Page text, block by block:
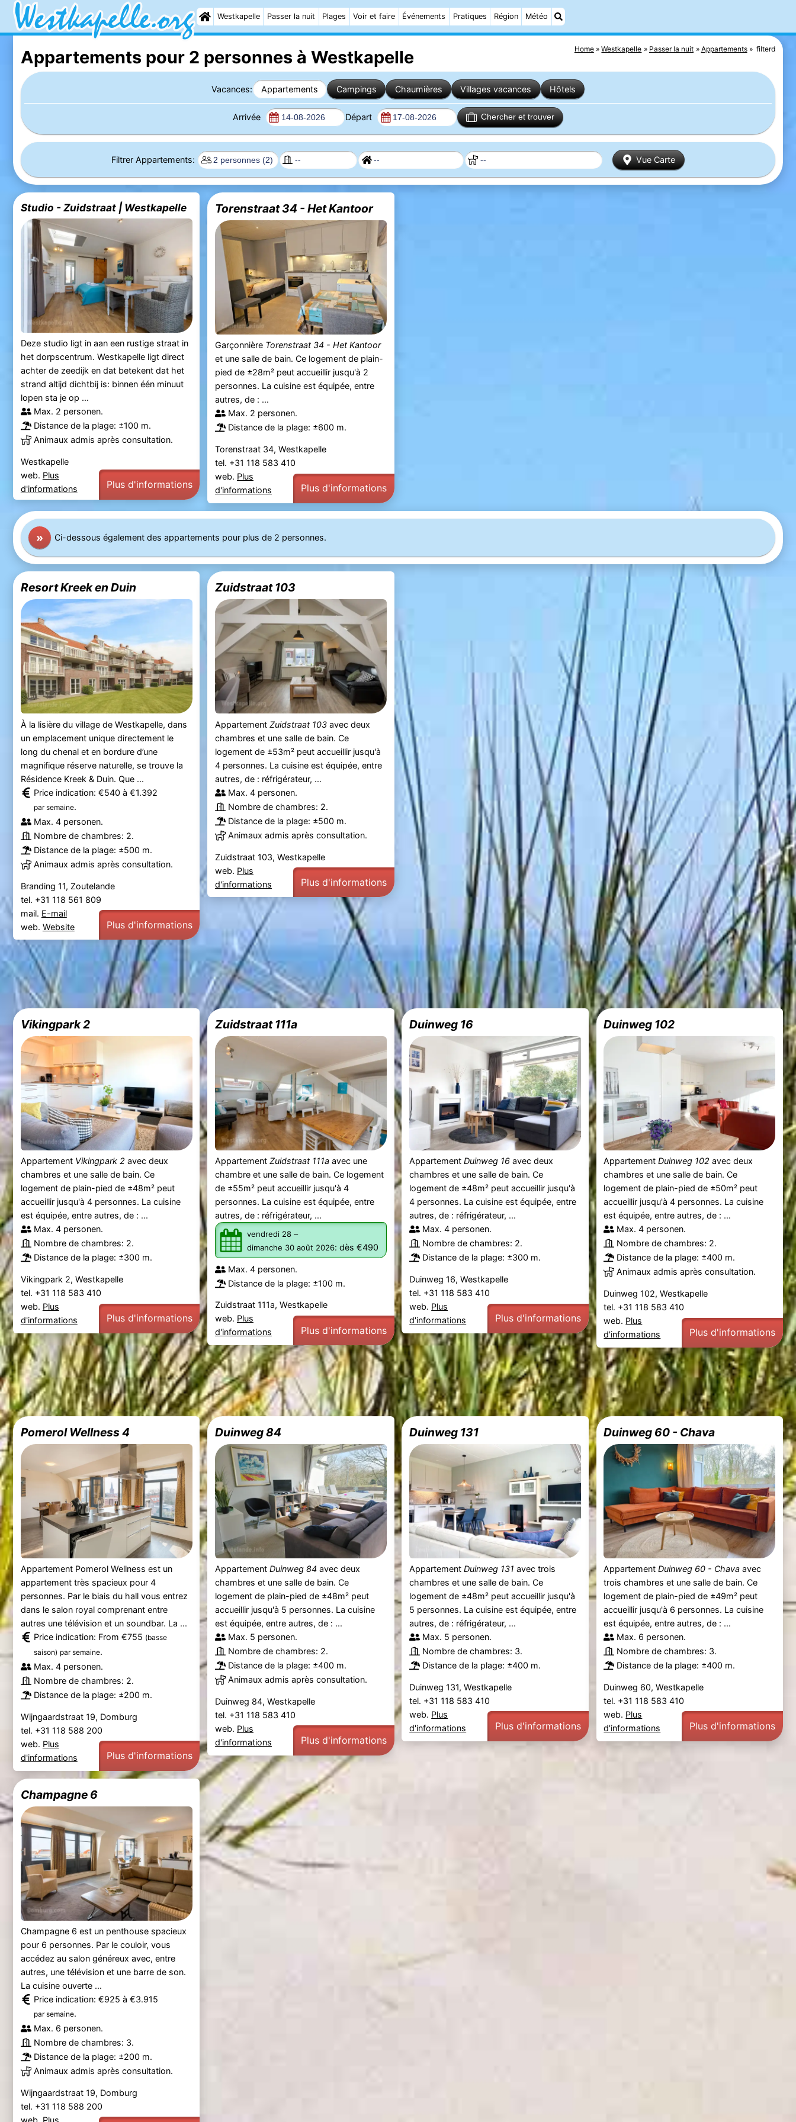
Westkapelle Passer la nuit Plages Voir et faire Événements Pratiques Région Météo
Home Westkapelle Passer la nuit Appartements filterd
Appartements pour 2 personnes à Westkapelle
Vacances: Appartements Campings Chaumières Villages vacances Hôtels
Arrivée Départ Chercher et trouver
Filtrer Appartements: Vue Carte
Studio - Zuidstraat | Westkapelle
Deze studio ligt in aan een rustige straat in
het dorpscentrum. Westkapelle ligt direct
achter de zeedijk en dat betekent dat het
strand altijd dichtbij is: binnen één minuut
lopen sta je op ...
Max. 2 personen.
Distance de la plage: ±100 m.
Animaux admis après consultation.
Westkapelle
web. Plus
d'informations
Plus d'informations
Torenstraat 34 - Het Kantoor
Garçonnière Torenstraat 34 - Het Kantoor
et une salle de bain. Ce logement de plain-
pied de ±28m² peut accueillir jusqu'à 2
personnes. La cuisine est équipée, entre
autres, de : ...
Max. 2 personen.
Distance de la plage: ±600 m.
Torenstraat 34, Westkapelle
tel. +31 118 583 410
web. Plus
d'informations
Plus d'informations
» Ci-dessous également des appartements pour plus de 2 personnes.
Resort Kreek en Duin
À la lisière du village de Westkapelle, dans
un emplacement unique directement le
long du chenal et en bordure d’une
magnifique réserve naturelle, se trouve la
Résidence Kreek & Duin. Que ...
Price indication: €540 à €1.392
par semaine.
Max. 4 personen.
Nombre de chambres: 2.
Distance de la plage: ±500 m.
Animaux admis après consultation.
Branding 11, Zoutelande
tel. +31 118 561 809
mail. E-mail
web. Website Plus d'informations
Zuidstraat 103
Appartement Zuidstraat 103avec deux
chambres et une salle de bain. Ce
logement de ±53m² peut accueillir jusqu'à
4 personnes. La cuisine est équipée, entre
autres, de : réfrigérateur, ...
Max. 4 personen.
Nombre de chambres: 2.
Distance de la plage: ±500 m.
Animaux admis après consultation.
Zuidstraat 103, Westkapelle
web. Plus
d'informations
Plus d'informations
Vikingpark 2
Appartement Vikingpark 2 avec deux
chambres et une salle de bain. Ce
logement de plain-pied de ±48m² peut
accueillir jusqu'à 4 personnes. La cuisine
est équipée, entre autres, de : ...
Max. 4 personen.
Nombre de chambres: 2.
Distance de la plage: ±300 m.
Vikingpark 2, Westkapelle
tel. +31 118 583 410
web. Plus
d'informations
Plus d'informations
Zuidstraat 111a
Appartement Zuidstraat 111aavec une
chambre et une salle de bain. Ce logement
de ±55m² peut accueillir jusqu'à 4
personnes. La cuisine est équipée, entre
autres, de : réfrigérateur, ...
vendredi 28–
dimanche 30 août 2026: dès €490
Max. 4 personen.
Distance de la plage: ±100 m.
Zuidstraat 111a, Westkapelle
web. Plus
d'informations
Plus d'informations
Duinweg 16
AppartementDuinweg 16 avec deux
chambres et une salle de bain. Ce
logement de ±48m² peut accueillir jusqu'à
4 personnes. La cuisine est équipée, entre
autres, de : réfrigérateur, ...
Max. 4 personen.
Nombre de chambres: 2.
Distance de la plage: ±300 m.
Duinweg 16, Westkapelle
tel. +31 118 583 410
web. Plus
d'informations
Plus d'informations
Duinweg 102
AppartementDuinweg 102 avec deux
chambres et une salle de bain. Ce
logement de plain-pied de ±50m² peut
accueillir jusqu'à 4 personnes. La cuisine
est équipée, entre autres, de : ...
Max. 4 personen.
Nombre de chambres: 2.
Distance de la plage: ±400 m.
Animaux admis après consultation.
Duinweg 102, Westkapelle
tel. +31 118 583 410
web. Plus
d'informations
Plus d'informations
Pomerol Wellness 4
Appartement Pomerol Wellness est un
appartement très spacieux pour 4
personnes. Par le biais du hall vous entrez
dans le salon royal comprenant entre
autres une télévision et un soundbar. La ...
Price indication: From €755 (basse
saison) par semaine.
Max. 4 personen.
Nombre de chambres: 2.
Distance de la plage: ±200 m.
Wijngaardstraat 19, Domburg
tel. +31 118 588 200
web. Plus
d'informations
Plus d'informations
Duinweg 84
Appartement Duinweg 84avec deux
chambres et une salle de bain. Ce
logement de plain-pied de ±48m² peut
accueillir jusqu'à 5 personnes. La cuisine
est équipée, entre autres, de : ...
Max. 5 personen.
Nombre de chambres: 2.
Distance de la plage: ±400 m.
Animaux admis après consultation.
Duinweg 84, Westkapelle
tel. +31 118 583 410
web. Plus
d'informations
Plus d'informations
Duinweg 131
AppartementDuinweg 131 avec trois
chambres et une salle de bain. Ce
logement de ±48m² peut accueillir jusqu'à
5 personnes. La cuisine est équipée, entre
autres, de : réfrigérateur, ...
Max. 5 personen.
Nombre de chambres: 3.
Distance de la plage: ±400 m.
Duinweg 131, Westkapelle
tel. +31 118 583 410
web. Plus
d'informations
Plus d'informations
Duinweg 60 - Chava
AppartementDuinweg 60 - Chava avec
trois chambres et une salle de bain. Ce
logement de plain-pied de ±49m² peut
accueillir jusqu'à 6 personnes. La cuisine
est équipée, entre autres, de : ...
Max. 6 personen.
Nombre de chambres: 3.
Distance de la plage: ±400 m.
Duinweg 60, Westkapelle
tel. +31 118 583 410
web. Plus
d'informations
Plus d'informations
Champagne 6
Champagne 6 est un penthouse spacieux
pour 6 personnes. Par le couloir, vous
accédez au salon généreux avec, entre
autres, une télévision et une barre de son.
La cuisine ouverte ...
Price indication: €925 à €3.915
par semaine.
Max. 6 personen.
Nombre de chambres: 3.
Distance de la plage: ±200 m.
Animaux admis après consultation.
Wijngaardstraat 19, Domburg
tel. +31 118 588 200
web. Plus